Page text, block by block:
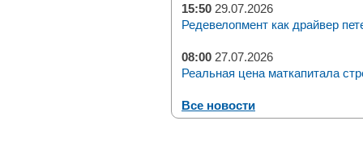
15:50 29.07.2026
Редевелопмент как драйвер
08:00 27.07.2026
Реальная цена маткапитала
Все новости